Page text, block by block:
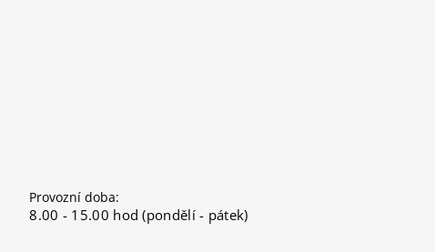
Provozní doba:
8.00 - 15.00 hod (pondělí - pátek)